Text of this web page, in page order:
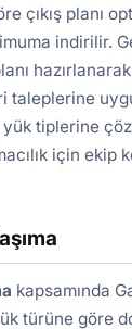
çıkış planı
indirilir.
taleplerine
yük tiplerine
için ekip
kapsamında
türüne göre